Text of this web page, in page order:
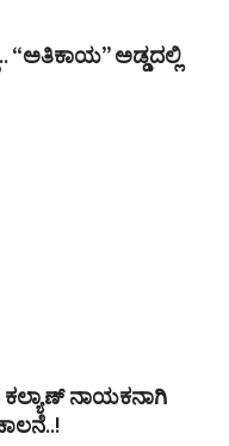
“ಅತಿಕಾಯ” ಅಡ್ಡದಲ್ಲಿ
ನಾಯಕನಾಗಿ